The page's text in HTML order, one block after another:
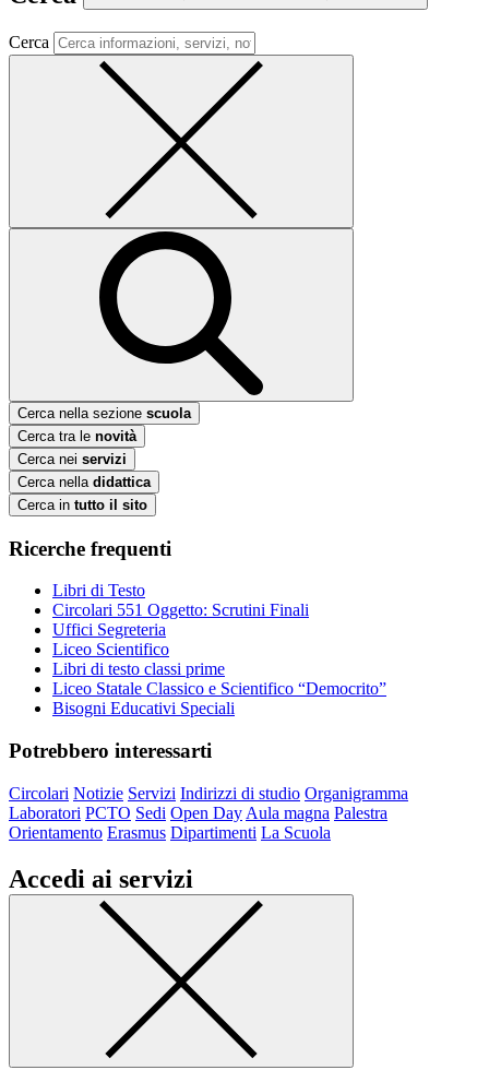
Cerca
Cerca nella sezione scuola
Cerca tra le novità
Cerca nei servizi
Cerca nella didattica
Cerca in tutto il sito
Ricerche frequenti
Libri di Testo
Circolari 551 Oggetto: Scrutini Finali
Uffici Segreteria
Liceo Scientifico
Libri di testo classi prime
Liceo Statale Classico e Scientifico “Democrito”
Bisogni Educativi Speciali
Potrebbero interessarti
Circolari Notizie Servizi Indirizzi di studio Organigramma
Laboratori PCTO Sedi Open Day Aula magna Palestra
Orientamento Erasmus Dipartimenti La Scuola
Accedi ai servizi